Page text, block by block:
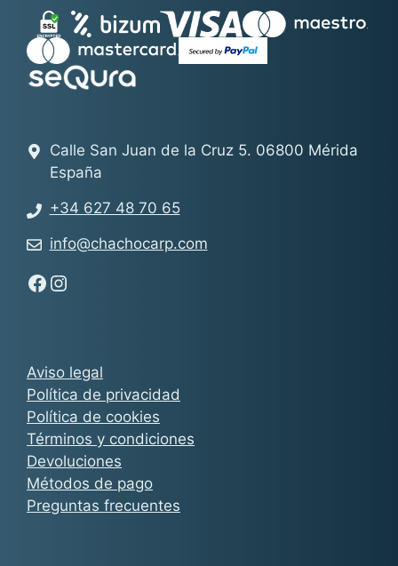
Aviso legal
Política de privacidad
Política de cookies
Términos y condiciones
Devoluciones
Métodos de pago
Preguntas frecuentes
Calle San Juan de la Cruz 5. 06800 Mérida
España
+34 627 48 70 65
info@chachocarp.com
Síguenos en Facebook - Chachocarp
Síguenos en Instagram - Chachocarp